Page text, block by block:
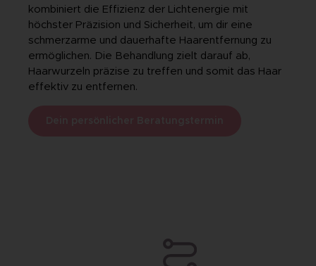
kombiniert die Effizienz der Lichtenergie mit
höchster Präzision und Sicherheit, um dir eine
schmerzarme und dauerhafte Haarentfernung zu
ermöglichen. Die Behandlung zielt darauf ab,
Haarwurzeln präzise zu treffen und somit das Haar
effektiv zu entfernen.